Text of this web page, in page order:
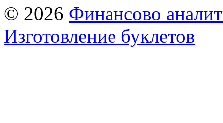
© 2026 Финансово
Изготовление буклетов